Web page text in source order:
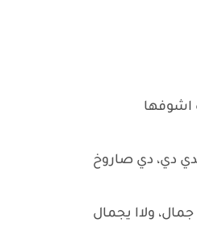
اشوفها
دي، دي صاروخ
ولاا يجمال